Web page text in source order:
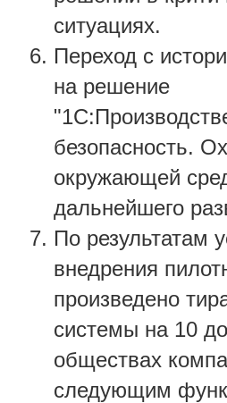
ситуациях.
Переход с
на решение
безопасность.
окружающей
дальнейшего
По результатам
внедрения
произведено
системы на 10
обществах
следующим